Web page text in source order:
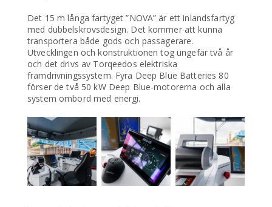
Det 15 m långa fartyget ”NOVA” är ett inlandsfartyg
med dubbelskrovsdesign. Det kommer att kunna
transportera både gods och passagerare.
Utvecklingen och konstruktionen tog ungefär två år
och det drivs av Torqeedos elektriska
framdrivningssystem. Fyra Deep Blue Batteries 80
förser de två 50 kW Deep Blue-motorerna och alla
system ombord med energi.